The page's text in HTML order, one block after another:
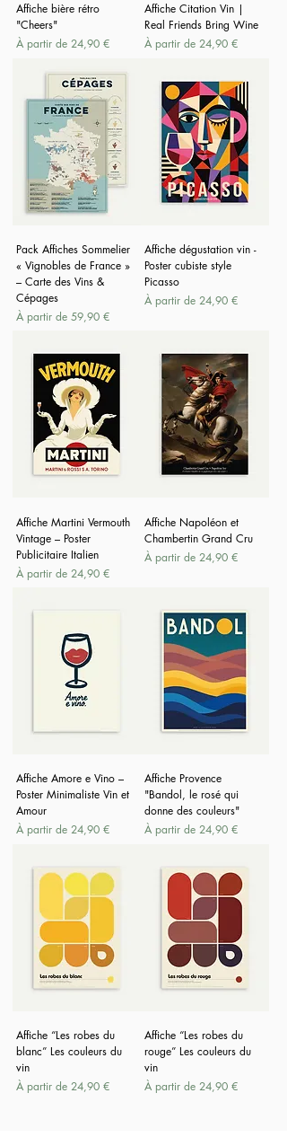
Affiche bière rétro
"Cheers"
À partir de 24,90 €
Prix promotionnel
Affiche Citation Vin |
Real Friends Bring Wine
À partir de 24,90 €
Prix promotionnel
Pack Affiches Sommelier
« Vignobles de France »
– Carte des Vins &
Cépages
À partir de 59,90 €
Prix promotionnel
Affiche dégustation vin -
Poster cubiste style
Picasso
À partir de 24,90 €
Prix promotionnel
Affiche Martini Vermouth
Vintage – Poster
Publicitaire Italien
À partir de 24,90 €
Prix promotionnel
Affiche Napoléon et
Chambertin Grand Cru
À partir de 24,90 €
Prix promotionnel
Affiche Amore e Vino –
Poster Minimaliste Vin et
Amour
À partir de 24,90 €
Prix promotionnel
Affiche Provence
"Bandol, le rosé qui
donne des couleurs"
À partir de 24,90 €
Prix promotionnel
Affiche “Les robes du
blanc” Les couleurs du
vin
À partir de 24,90 €
Prix promotionnel
Affiche “Les robes du
rouge” Les couleurs du
vin
À partir de 24,90 €
Prix promotionnel